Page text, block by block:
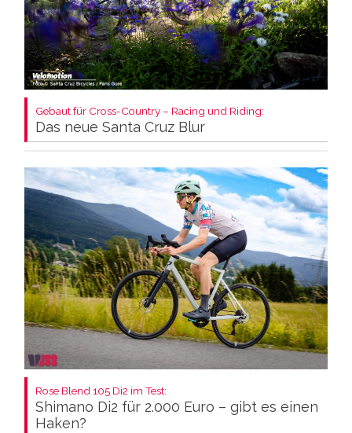
Gebaut für Cross-Country – Racing und Riding:
Das neue Santa Cruz Blur
Rose Blend 105 Di2 im Test:
Shimano Di2 für 2.000 Euro – gibt es einen
Haken?